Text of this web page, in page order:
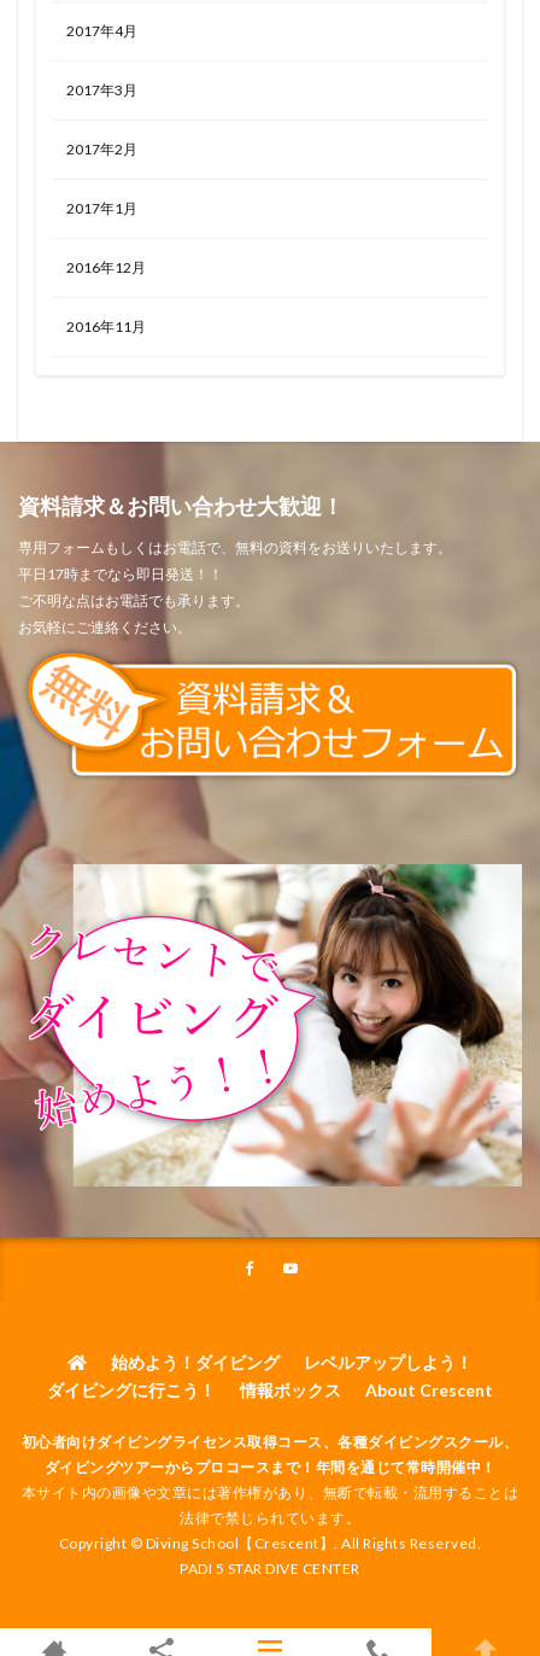
2017年4月
2017年3月
2017年2月
2017年1月
2016年12月
2016年11月
資料請求＆お問い合わせ大歓迎！
専用フォームもしくはお電話で、無料の資料をお送りいたします。
平日17時までなら即日発送！！
ご不明な点はお電話でも承ります。
お気軽にご連絡ください。
始めよう！ダイビング
レベルアップしよう！
ダイビングに行こう！
情報ボックス About Crescent
初心者向けダイビングライセンス取得コース、各種ダイビングスクール、
ダイビングツアーからプロコースまで！年間を通じて常時開催中！
本サイト内の画像や文章には著作権があり、無断で転載・流用することは
法律で禁じられています。
Copyright © Diving School【Crescent】. All Rights Reserved.
PADI 5 STAR DIVE CENTER